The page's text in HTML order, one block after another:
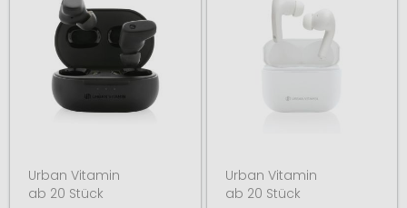
Urban Vitamin
ab 20 Stück
Urban Vitamin
ab 20 Stück